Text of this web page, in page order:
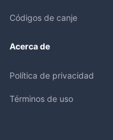
Códigos de canje
Acerca de
Política de privacidad
Términos de uso